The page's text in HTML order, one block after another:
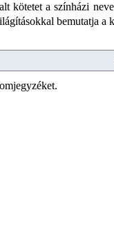
kötetet a színházi
bemutatja a